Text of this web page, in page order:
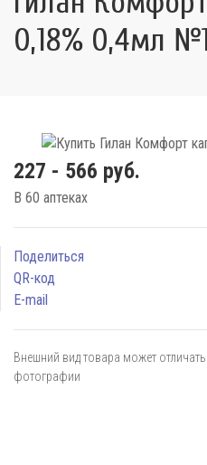
0,18% 0,4мл
227 - 566 руб.
В 60 аптеках
Поделиться
QR-код
E-mail
Внешний вид товара может
фотографии